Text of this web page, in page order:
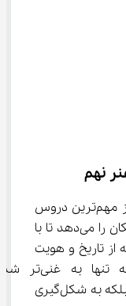
نهم
روش مطالعه فرهنگ و هنر نهم یکی از مهم‌ترین دروس
آموزشی است که به دانش‌آموزان این امکان را می‌دهد تا با
از تاریخ و هویت
ملی خود آشنا شوند. این درس نه تنها
تجربه‌های فرهنگی آن‌ها کمک می‌کند، بلکه به شکل‌گیری